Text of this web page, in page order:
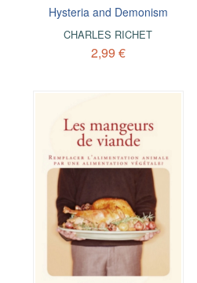
Hysteria and Demonism
CHARLES RICHET
2,99 €